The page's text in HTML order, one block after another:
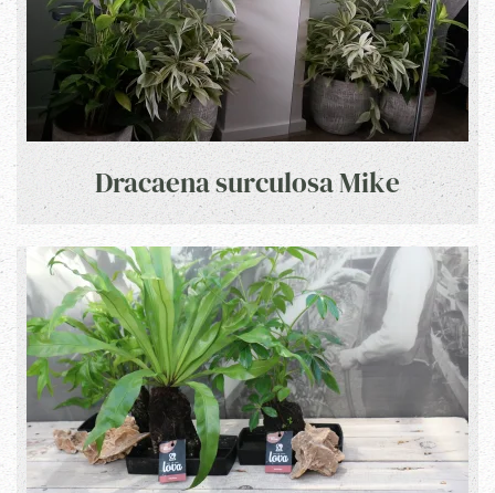
Dracaena surculosa Mike